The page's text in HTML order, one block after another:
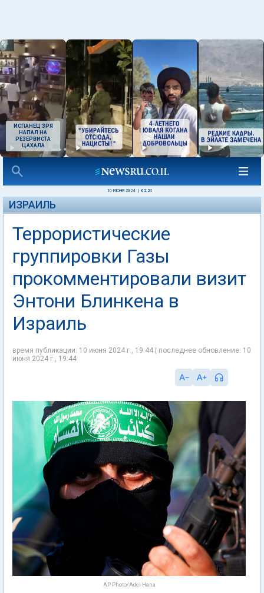
ИСПАНЕЦ ЗРЯ
НАПАЛ НА
РЕЗЕРВИСТА
ЦАХАЛА
10 ИЮНЯ 2024 02:24
ИЗРАИЛЬ
Террористические
группировки Газы
прокомментировали визит
Энтони Блинкена в
Израиль
время публикации: 10 июня 2024 г., 19:44 | последнее обновление: 10
июня 2024 г., 19:44
AP Photo/Adel Hana